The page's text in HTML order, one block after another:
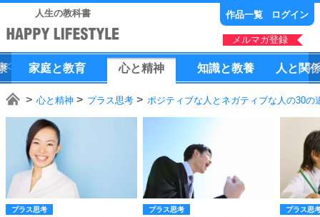
人生の教科書 作品一覧 ログイン
メルマガ登録
家庭と教育 心と精神 知識と教養 人 と 関
心と精神 プラス思考 ポジティブな人とネガティブな人の30の
プラス思考 プラス思考 プラス思